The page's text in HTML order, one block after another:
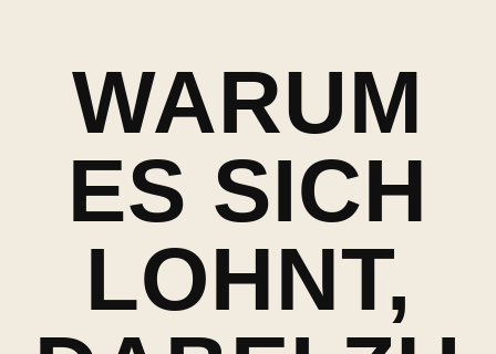
WARUM
ES SICH
LOHNT,